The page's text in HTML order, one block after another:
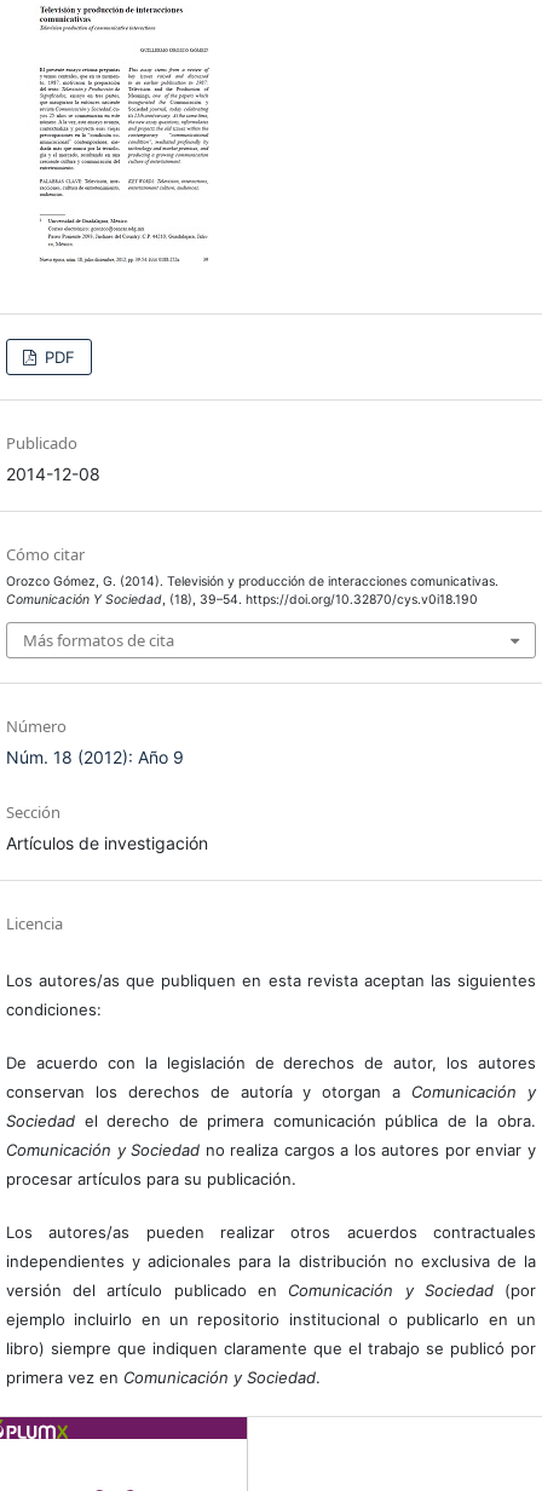
PDF
Publicado
2014-12-08
Cómo citar
Orozco Gómez, G. (2014). Televisión y producción de interacciones comunicativas.
Comunicación Y Sociedad, (18), 39–54. https://doi.org/10.32870/cys.v0i18.190
Más formatos de cita
Número
Núm. 18 (2012): Año 9
Sección
Artículos de investigación
Licencia
Los autores/as que publiquen en esta revista aceptan las siguientes
condiciones:
De acuerdo con la legislación de derechos de autor, los autores
conservan los derechos de autoría y otorgan a Comunicación y
Sociedadel derecho de primera comunicación pública de la obra.
Comunicación y Sociedad no realiza cargos a los autores por enviar y
procesar artículos para su publicación.
Los autores/as pueden realizar otros acuerdos contractuales
independientes y adicionales para la distribución no exclusiva de la
versión del artículo publicado en Comunicación y Sociedad(por
ejemplo incluirlo en un repositorio institucional o publicarlo en un
libro) siempre que indiquen claramente que el trabajo se publicó por
primera vez en Comunicación y Sociedad.